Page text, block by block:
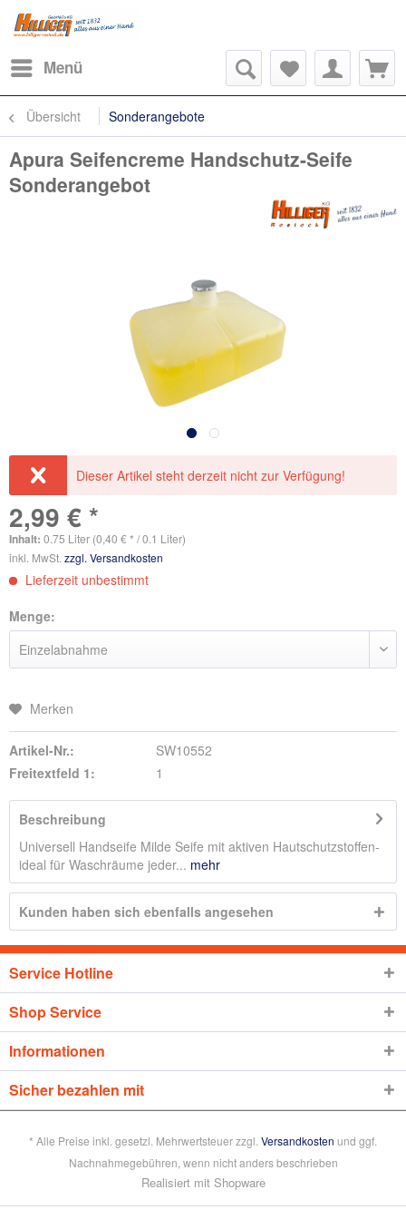
Menü
Übersicht Sonderangebote
Apura Seifencreme Handschutz-Seife
Sonderangebot
Dieser Artikel steht derzeit nicht zur Verfügung!
2,99 € *
Inhalt: 0.75 Liter (0,40 € * / 0.1 Liter)
inkl. MwSt. zzgl. Versandkosten
Lieferzeit unbestimmt
Menge:
Merken
Artikel-Nr.:
SW10552
Freitextfeld 1:
1
Beschreibung
Universell Handseife Milde Seife mit aktiven Hautschutzstoffen-
ideal für Waschräume jeder... mehr
Kunden haben sich ebenfalls angesehen
Service Hotline
Shop Service
Informationen
Sicher bezahlen mit
* Alle Preise inkl. gesetzl. Mehrwertsteuer zzgl. Versandkosten und ggf.
Nachnahmegebühren, wenn nicht anders beschrieben
Realisiert mit Shopware